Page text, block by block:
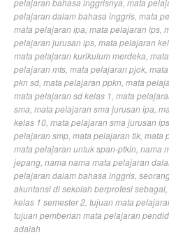
pelajaran dalam bahasa inggris mata
mata pelajaran ipa mata pelajaran ips
pelajaran jurusan ips mata pelajaran
mata pelajaran kurikulum merdeka
pelajaran mts mata pelajaran pjok
pkn sd mata pelajaran ppkn mata
mata pelajaran sd kelas 1 mata
sma mata pelajaran sma jurusan ipa
kelas 10 mata pelajaran sma jurusan ips
pelajaran smp mata pelajaran tik mata
mata pelajaran untuk span-ptkin nama
jepang nama nama mata pelajaran
pelajaran dalam bahasa inggris
akuntansi di sekolah berprofesi sebagai
kelas 1 semester 2 tujuan mata
tujuan pemberian mata pelajaran
adalah